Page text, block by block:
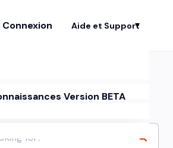
Connexion Aide et Support
Version BETA